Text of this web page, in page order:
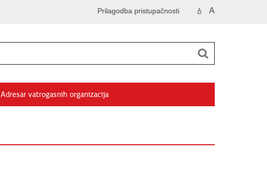
A A
Prilagodba pristupačnosti
Adresar vatrogasnih organizacija